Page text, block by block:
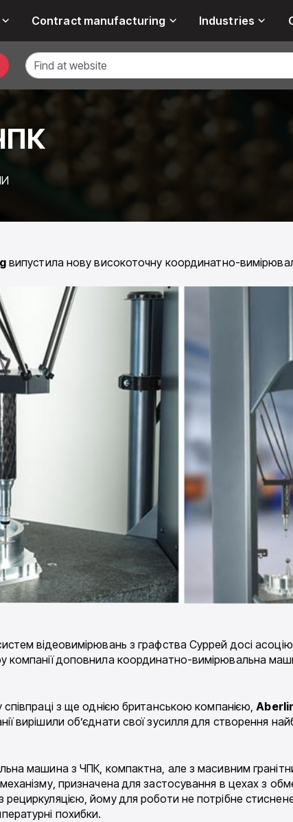
Contract manufacturing Industries
випустила нову високоточну координатно-
відеовимірювань з графства Суррей досі
компанії доповнила координатно-вимірювальна
співпраці з ще однією британською компанією,
вирішили об’єднати свої зусилля для створення
машина з ЧПК, компактна, але з масивним
призначена для застосування в цехах з
йому для роботи не потрібне
похибки.